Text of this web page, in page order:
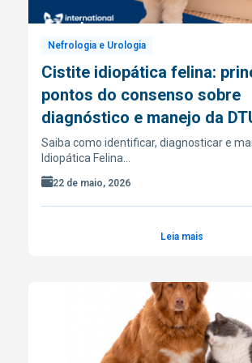
Nefrologia e Urologia
Cistite idiopática felina:
pontos do consenso sobre
diagnóstico e manejo da
Saiba como identificar, diagnosticar e
Idiopática Felina…
22 de maio, 2026
Leia mais